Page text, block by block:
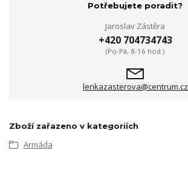
Potřebujete poradit?
Jaroslav Zástěra
+420 704734743
(Po-Pá, 8-16 hod.)
lenkazasterova@centrum.cz
Zboží zařazeno v kategoriích
Armáda